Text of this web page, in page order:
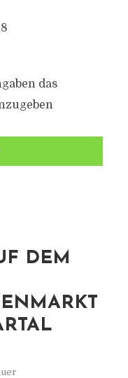
das
DEM